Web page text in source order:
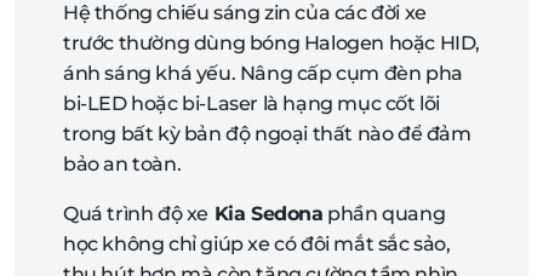
Hệ thống chiếu sáng zin của các đời xe
trước thường dùng bóng Halogen hoặc HID,
ánh sáng khá yếu. Nâng cấp cụm đèn pha
bi-LED hoặc bi-Laser là hạng mục cốt lõi
trong bất kỳ bản độ ngoại thất nào để đảm
bảo an toàn.
Quá trình độ xe Kia Sedona phần quang
học không chỉ giúp xe có đôi mắt sắc sảo,